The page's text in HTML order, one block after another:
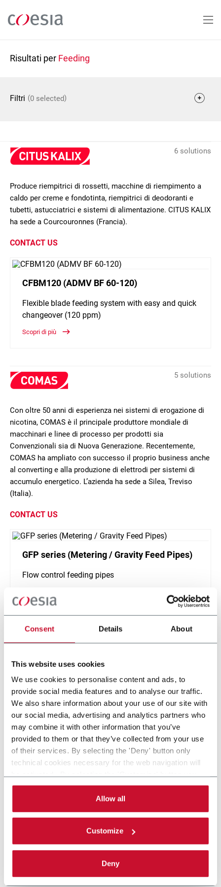
Consent Details About
This website uses cookies
We use cookies to personalise content and ads, to
provide social media features and to analyse our traffic.
We also share information about your use of our site with
our social media, advertising and analytics partners who
may combine it with other information that you’ve
provided to them or that they’ve collected from your use
of their services. By selecting the 'Deny' button only
technical cookies necessary for the web navigation will
can choose the single categories of cookies to be
activated. Read the completecookie policy
Allow all
Customize
Deny
contenuto
Risultati per Feeding
Filtri (0 selected)
6 solutions
Produce riempitrici di rossetti, macchine di riempimento a
caldo per creme e fondotinta, riempitrici di deodoranti e
tubetti, astucciatrici e sistemi di alimentazione. CITUS KALIX
ha sede a Courcouronnes (Francia).
CONTACT US
CFBM120 (ADMV BF 60-120)
Flexible blade feeding system with easy and quick
changeover (120 ppm)
Scopri di più
5 solutions
Con oltre 50 anni di esperienza nei sistemi di erogazione di
nicotina, COMAS è il principale produttore mondiale di
macchinari e linee di processo per prodotti sia
Convenzionali sia di Nuova Generazione. Recentemente,
COMAS ha ampliato con successo il proprio business anche
al converting e alla produzione di elettrodi per sistemi di
accumulo energetico. L’azienda ha sede a Silea, Treviso
(Italia).
CONTACT US
GFP series (Metering / Gravity Feed Pipes)
Flow control feeding pipes
Scopri di più
Progetta e realizza soluzioni di automazione per
l'imballaggio all'avanguardia con primaria competenza nel
confezionamento secondario, nella serializzazione e nella
gestione dei prodotti. I principali settori di riferimento sono il
farmaceutico e life science, alimentare e cosmetico. MGS ha
sede a Maple Grove, Minnesota (USA).
CONTACT US
Scopri di più